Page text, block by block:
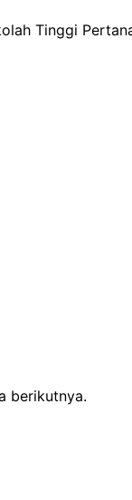
Tinggi
berikutnya.